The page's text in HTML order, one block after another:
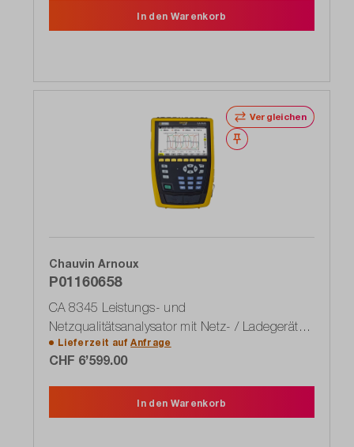
In den Warenkorb
Vergleichen
Merken
Chauvin Arnoux
P01160658
CA 8345 Leistungs- und
Netzqualitätsanalysator mit Netz- / Ladegerät
PA32ER 1000V
Lieferzeit aufAnfrage
CHF 6’599.00
In den Warenkorb